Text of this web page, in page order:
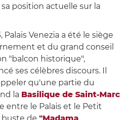
position actuelle sur la
Palais Venezia a été le siège
et du grand conseil
"balcon historique",
ses célèbres discours. Il
qu'une partie du
la Basilique de Saint-Marc
entre le Palais et le Petit